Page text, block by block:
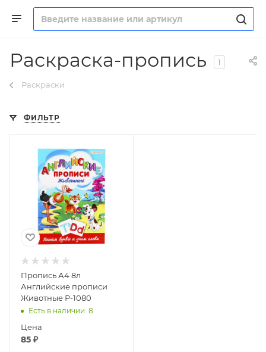
Раскраска-пропись 1
Раскраски
ФИЛЬТР
Пропись А4 8л
Английские прописи
Животные Р-1080
Есть в наличии: 8
Цена
85 ₽